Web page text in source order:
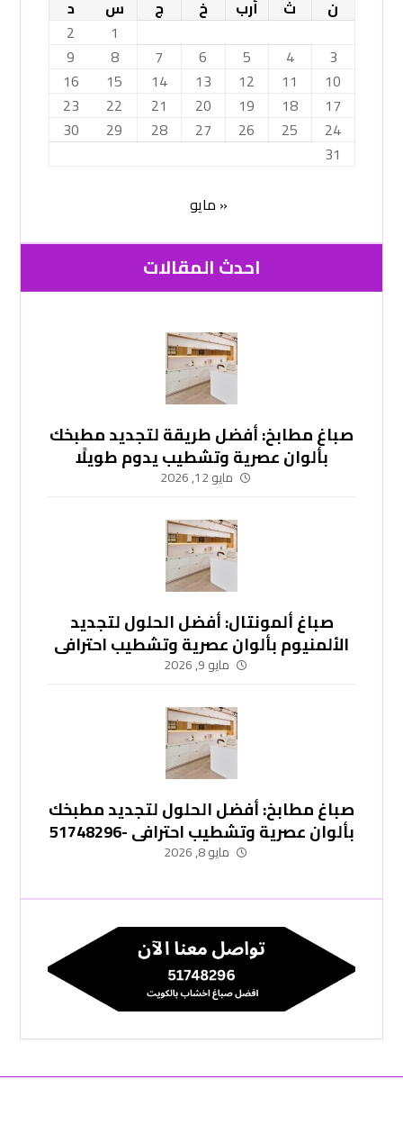
ن
ث أرب خ ج س
د
1
2
3
4
5
6
7
8
9
10
11
12
13
14
15
16
17
18
19
20
21
22
23
24
25
26
27
28
29
30
31
« مايو
احدث المقالات
صباغ مطابخ: أفضل طريقة لتجديد مطبخك
بألوان عصرية وتشطيب يدوم طويلًا
-51748296 مايو 12, 2026
صباغ ألمونتال: أفضل الحلول لتجديد
الألمنيوم بألوان عصرية وتشطيب احترافي
-51748296 مايو 9, 2026
صباغ مطابخ: أفضل الحلول لتجديد مطبخك
بألوان عصرية وتشطيب احترافي -51748296
مايو 8, 2026